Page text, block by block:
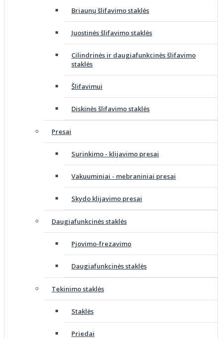
Briaunų šlifavimo staklės
Juostinės šlifavimo staklės
Cilindrinės ir daugiafunkcinės šlifavimo
staklės
Šlifavimui
Diskinės šlifavimo staklės
Presai
Surinkimo - klijavimo presai
Vakuuminiai - mebraniniai presai
Skydo klijavimo presai
Daugiafunkcinės staklės
Pjovimo-frezavimo
Daugiafunkcinės staklės
Tekinimo staklės
Staklės
Priedai